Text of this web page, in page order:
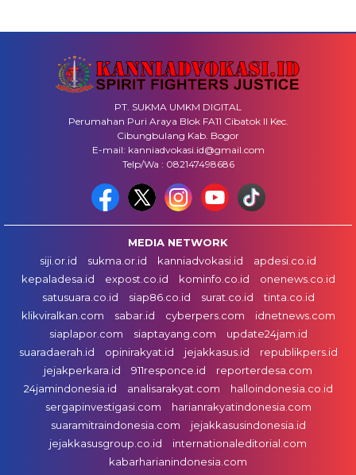
PT. SUKMA UMKM DIGITAL
Perumahan Puri Araya Blok FA11 Cibatok II Kec.
Cibungbulang Kab. Bogor
E-mail: kanniadvokasi.id@gmail.com
Telp/Wa : 082147498686
MEDIA NETWORK
siji.or.id
sukma.or.id kanniadvokasi.id
apdesi.co.id
kepaladesa.id
expost.co.id kominfo.co.id
onenews.co.id
satusuara.co.id
siap86.co.id surat.co.id
tinta.co.id
klikviralkan.com
sabar.id cyberpers.com
idnetnews.com
siaplapor.com
siaptayang.com
update24jam.id
suaradaerah.id
opinirakyat.id jejakkasus.id
republikpers.id
jejakperkara.id
911responce.id
reporterdesa.com
24jamindonesia.id
analisarakyat.com
halloindonesia.co.id
sergapinvestigasi.com
harianrakyatindonesia.com
suaramitraindonesia.com
jejakkasusindonesia.id
jejakkasusgroup.co.id
internationaleditorial.com
kabarharianindonesia.com